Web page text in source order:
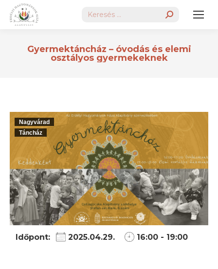
Search:
Gyermektáncház – óvodás és elemi
osztályos gyermekeknek
Nagyvárad
Táncház
Időpont: 2025.04.29. 16:00 - 19:00